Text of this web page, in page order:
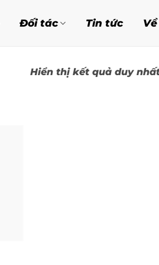
Đối tác Tin tức
Hiển thị kết quả duy